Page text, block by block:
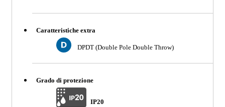
Caratteristiche extra
DPDT (Double Pole Double Throw)
Grado di protezione
IP20